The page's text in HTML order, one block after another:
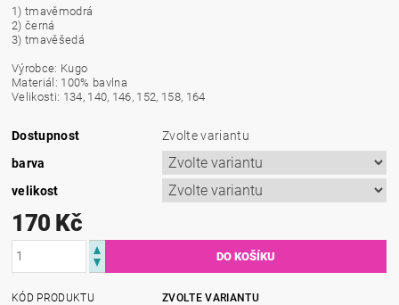
1) tmavěmodrá
2) černá
3) tmavěšedá
Výrobce: Kugo
Materiál: 100% bavlna
Velikosti: 134, 140, 146, 152, 158, 164
Dostupnost
Zvolte variantu
barva
velikost
170 Kč
KÓD PRODUKTU
ZVOLTE VARIANTU